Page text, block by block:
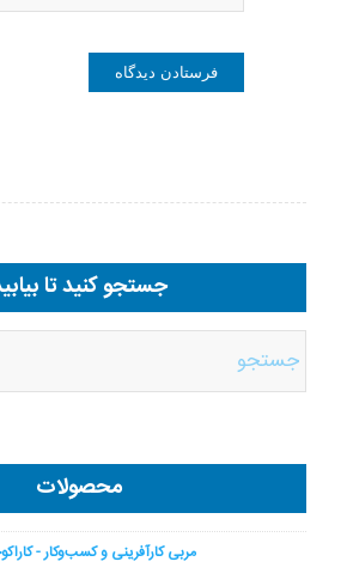
جستجو کنید تا
محصولات
مربی کارآفرینی و کسب‌وکار -